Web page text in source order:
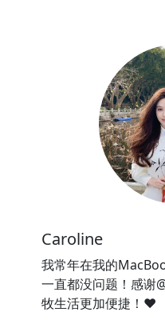
Caroline
我常年在我的
一直都没问题！感谢
牧生活更加便捷！❤️